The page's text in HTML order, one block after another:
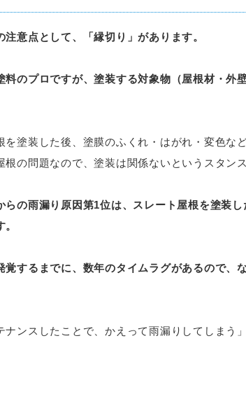
意点として、「縁切り」があります。
料のプロですが、塗装する対象物（屋根材・外
を塗装した後、塗膜のふくれ・はがれ・変色な
根の問題なので、塗装は関係ないというスタン
らの雨漏り原因第1位は、スレート屋根を塗装
覚するまでに、数年のタイムラグがあるので、
ナンスしたことで、かえって雨漏りしてしまう